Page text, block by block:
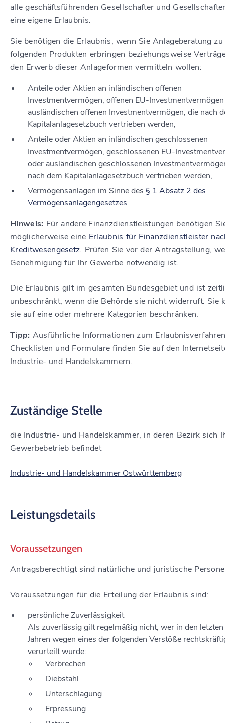
alle geschäftsführenden Gesellschafter und
eine eigene Erlaubnis.
Sie benötigen die Erlaubnis, wenn Sie Anlageberatung zu
folgenden Produkten erbringen beziehungsweise
den Erwerb dieser Anlageformen vermitteln wollen:
Anteile oder Aktien an inländischen offenen
Investmentvermögen, offenen EU-
ausländischen offenen Investmentvermögen, die nach
Kapitalanlagesetzbuch vertrieben werden,
Anteile oder Aktien an inländischen geschlossenen
Investmentvermögen, geschlossenen EU-
oder ausländischen geschlossenen
nach dem Kapitalanlagesetzbuch vertrieben werden,
Vermögensanlagen im Sinne des § 1 Absatz 2 des
Vermögensanlagengesetzes
Hinweis: Für andere Finanzdienstleistungen benötigen
möglicherweise eine Erlaubnis für Finanzdienstleister
Kreditwesengesetz. Prüfen Sie vor der Antragstellung,
Genehmigung für Ihr Gewerbe notwendig ist.
Die Erlaubnis gilt im gesamten Bundesgebiet und ist
unbeschränkt, wenn die Behörde sie nicht widerruft. Sie
sie auf eine oder mehrere Kategorien beschränken.
Tipp: Ausführliche Informationen zum
Checklisten und Formulare finden Sie auf den
Industrie- und Handelskammern.
Zuständige Stelle
die Industrie- und Handelskammer, in deren Bezirk sich
Gewerbebetrieb befindet
Industrie- und Handelskammer Ostwürttemberg
Leistungsdetails
Voraussetzungen
Antragsberechtigt sind natürliche und juristische
Voraussetzungen für die Erteilung der Erlaubnis sind:
persönliche Zuverlässigkeit
Als zuverlässig gilt regelmäßig nicht, wer in den
Jahren wegen eines der folgenden Verstöße
verurteilt wurde:
Verbrechen
Diebstahl
Unterschlagung
Erpressung